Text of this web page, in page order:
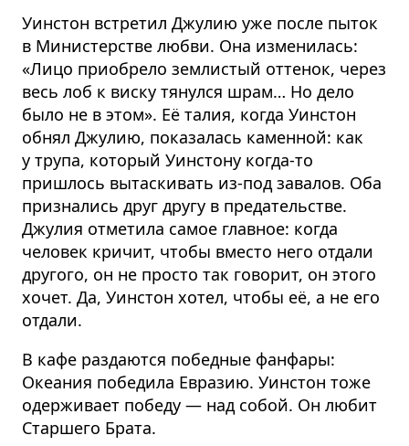
Уинстон встретил Джулию уже после пыток
в Министерстве любви. Она изменилась:
«Лицо приобрело землистый оттенок, через
весь лоб к виску тянулся шрам… Но дело
было не в этом». Её талия, когда Уинстон
обнял Джулию, показалась каменной: как
у трупа, который Уинстону когда-то
пришлось вытаскивать из-под завалов. Оба
признались друг другу в предательстве.
Джулия отметила самое главное: когда
человек кричит, чтобы вместо него отдали
другого, он не просто так говорит, он этого
хочет. Да, Уинстон хотел, чтобы её, а не его
отдали.
В кафе раздаются победные фанфары:
Океания победила Евразию. Уинстон тоже
одерживает победу — над собой. Он любит
Старшего Брата.